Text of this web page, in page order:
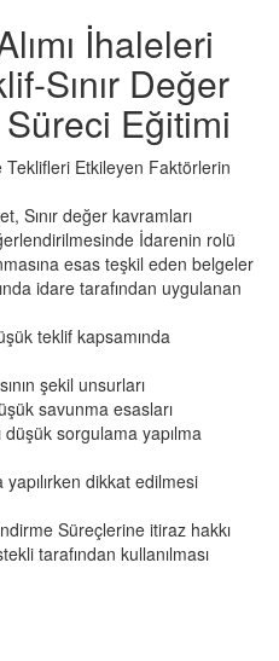
İhaleleri
Sınır Değer
Eğitimi
Teklifleri Etkileyen Faktörlerin
Sınır değer kavramları
İdarenin rolü
esas teşkil eden belgeler
idare tarafından uygulanan
teklif kapsamında
şekil unsurları
savunma esasları
düşük sorgulama yapılma
yapılırken dikkat edilmesi
Süreçlerine itiraz hakkı
tarafından kullanılması